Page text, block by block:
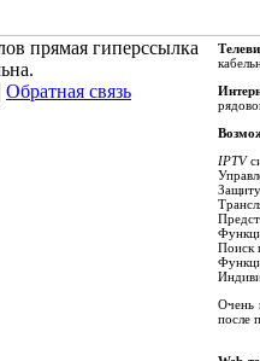
IPTV
Поиск
Очень
после
прямая гиперссылка
Обратная связь